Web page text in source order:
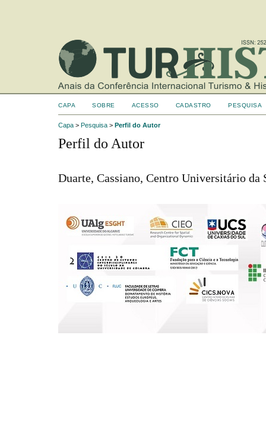
CAPA SOBRE ACESSO CADASTRO PESQUISA
Capa > Pesquisa > Perfil do Autor
Perfil do Autor
Duarte, Cassiano, Centro Universitário da